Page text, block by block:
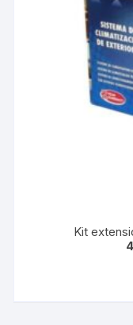
Kit